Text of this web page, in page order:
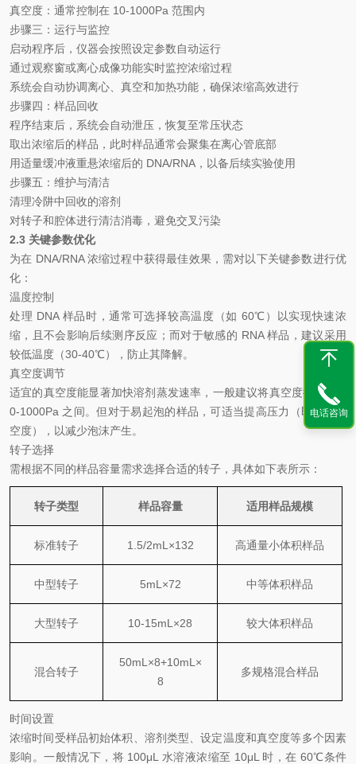
真空度：通常控制在 10-1000Pa 范围内
步骤三：运行与监控
启动程序后，仪器会按照设定参数自动运行
通过观察窗或离心成像功能实时监控浓缩过程
系统会自动协调离心、真空和加热功能，确保浓缩高效进行
步骤四：样品回收
程序结束后，系统会自动泄压，恢复至常压状态
取出浓缩后的样品，此时样品通常会聚集在离心管底部
用适量缓冲液重悬浓缩后的 DNA/RNA ，以备后续实验使用
步骤五：维护与清洁
清理冷阱中回收的溶剂
对转子和腔体进行清洁消毒，避免交叉污染
2.3 关键参数优化
为在 DNA/RNA浓缩过程中获得最佳效果，需对以下关键参数进行优
化：
温度控制
处理 DNA 样品时，通常可选择较高温度（如 60℃ ）以实现快速浓
缩，且不会影响后续测序反应；而对于敏感的 RNA样品，建议采用
较低温度（30-40℃），防止其降解。
真空度调节
适宜的真空度能显著加快溶剂蒸发速率，一般建议将真空度控制在
0-1000Pa 之间。但对于易起泡的样品，可适当提高压力（即降低真
空度），以减少泡沫产生。
转子选择
需根据不同的样品容量需求选择合适的转子，具体如下表所示：
转子类型 样品容量 适用样品规模
标准转子 1.5/2mL×132 高通量小体积样品
中型转子 5mL×72 中等体积样品
大型转子 10-15mL×28 较大体积样品
混合转子
50mL×8+10mL×
8
多规格混合样品
时间设置
浓缩时间受样品初始体积、溶剂类型、设定温度和真空度等多个因素
影响。一般情况下，将 100μL 水溶液浓缩至 10μL 时，在 60℃条件
电话咨询